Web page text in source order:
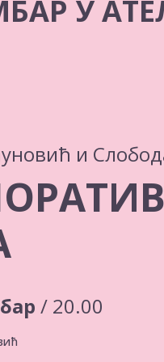
У
и
/ 20.00